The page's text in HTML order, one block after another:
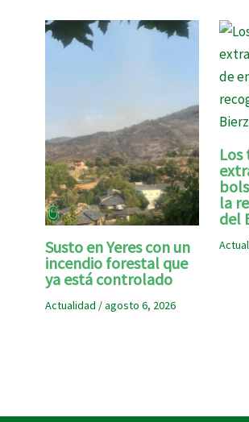
Susto en Yeres con un
incendio forestal que
ya está controlado
Actualidad /agosto 6, 2026
Los
la
del